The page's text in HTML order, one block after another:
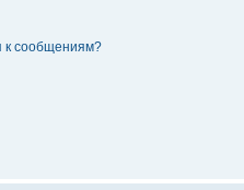
к сообщениям?